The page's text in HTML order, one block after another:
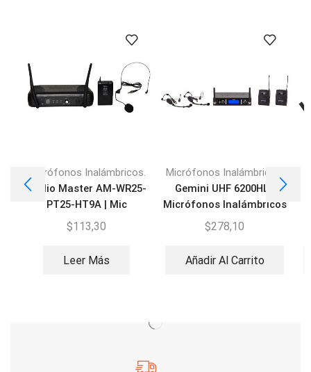
Micrófonos Inalámbricos.
Audio Master AM-WR25-
PT25-HT9A | Mic
Inalámbrico Diadema
$113,30
Leer Más
Micrófonos Inalámbricos.
Gemini UHF 6200HL |
Micrófonos Inalámbricos
Diadema
$278,10
Añadir Al Carrito